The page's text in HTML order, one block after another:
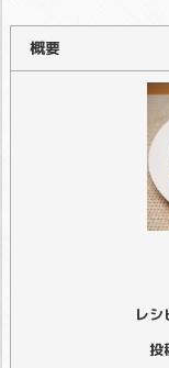
概要
レシ
投